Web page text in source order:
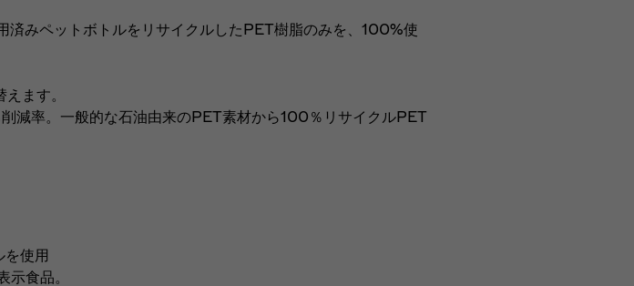
みペットボトルをリサイクルしたPET樹脂のみを、100%使
ます。
減率。一般的な石油由来のPET素材から100％リサイクルPET
使用
食品。